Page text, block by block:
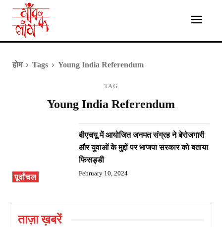
होम Tags Young India Referendum
TAG
Young India Referendum
पूर्वांचल
बीएचयू में आयोजित जनमत संग्रह ने बेरोजगारी
और युवाओं के मुद्दों पर भाजपा सरकार को बताया
फिसड्डी
February 10, 2024
ताज़ा ख़बरें